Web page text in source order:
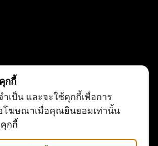
กกี้
ำเป็น และจะใช้คุกกี้เพื่อการ
โฆษณาเมื่อคุณยินยอมเท่านั้น
กกี้